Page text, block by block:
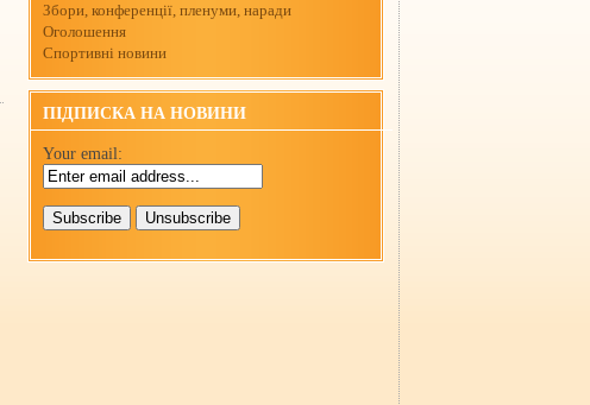
Збори, конференції, пленуми, наради
Оголошення
Спортивні новини
ПІДПИСКА НА НОВИНИ
Your email: